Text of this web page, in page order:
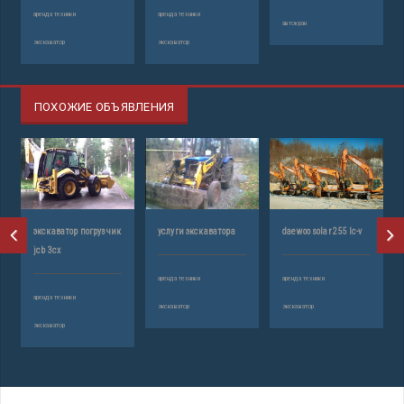
аренда техники
экскаватор
аренда техники
экскаватор
автокран
ПОХОЖИЕ ОБЪЯВЛЕНИЯ
экскаватор погрузчик
jcb 3cx
аренда техники
экскаватор
услуги экскаватора
аренда техники
экскаватор
daewoo solar 255 lc-v
аренда техники
экскаватор